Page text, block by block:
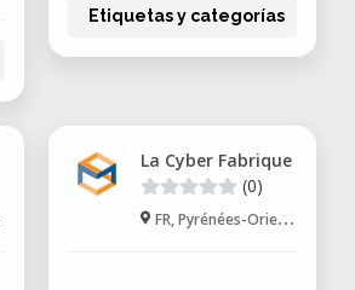
Etiquetas y categorías
La Cyber Fabrique
(0)
FR, Pyrénées-Orientales, Soler